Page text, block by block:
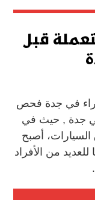
قبل
في جدة فحص
في جدة , حيث في
أصبح
للعديد من الأفراد